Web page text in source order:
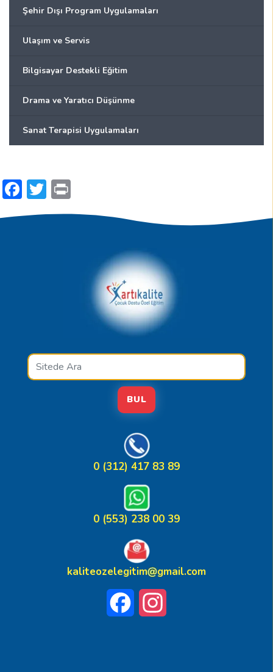
Şehir Dışı Program Uygulamaları
Ulaşım ve Servis
Bilgisayar Destekli Eğitim
Drama ve Yaratıcı Düşünme
Sanat Terapisi Uygulamaları
Facebook
Twitter
BUL
0 (312) 417 83 89
0 (553) 238 00 39
kaliteozelegitim gmail.com
Facebook